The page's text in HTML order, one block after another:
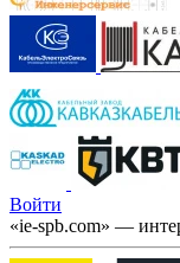
Войти
«ie-spb.com» —